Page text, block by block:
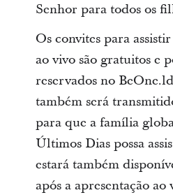
Senhor para todos os
Os convites para
ao vivo são gratuitos e
reservados no
também será
para que a família
Últimos Dias possa
estará também
após a apresentação ao